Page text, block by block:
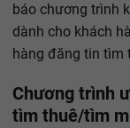
báo chương trình
dành cho khách
hàng đăng tin tìm
Chương trình
tìm thuê/tìm